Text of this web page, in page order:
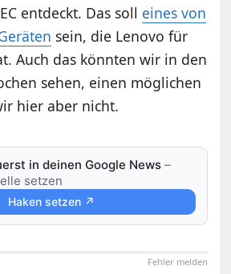
entdeckt. Das soll eines von
sein, die Lenovo für
Auch das könnten wir in den
sehen, einen möglichen
hier aber nicht.
in deinen Google News –
setzen
Haken setzen ↗
Fehler melden